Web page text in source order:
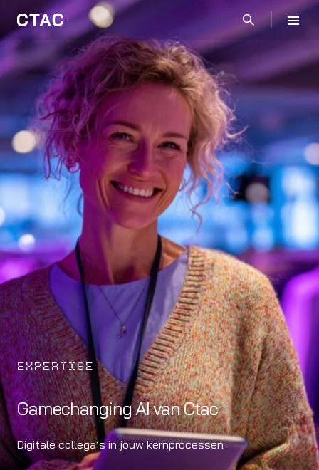
EXPERTISE
Gamechanging AI van Ctac
Digitale collega’s in jouw kernprocessen